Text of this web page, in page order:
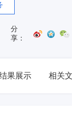
分
享：
果展示 相关